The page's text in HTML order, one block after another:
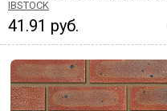
IBSTOCK
41.91 руб.